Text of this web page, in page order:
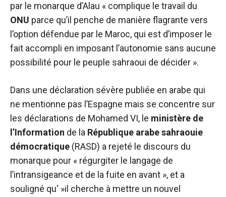
par le monarque d’Alau « complique le travail du
ONU parce qu’il penche de manière flagrante vers
l’option défendue par le Maroc, qui est d’imposer le
fait accompli en imposant l’autonomie sans aucune
possibilité pour le peuple sahraoui de décider ».
Dans une déclaration sévère publiée en arabe qui
ne mentionne pas l’Espagne mais se concentre sur
les déclarations de Mohamed VI, le ministère de
l’Information de la République arabe sahraouie
démocratique (RASD) a rejeté le discours du
monarque pour « régurgiter le langage de
l’intransigeance et de la fuite en avant », et a
souligné qu' »il cherche à mettre un nouvel